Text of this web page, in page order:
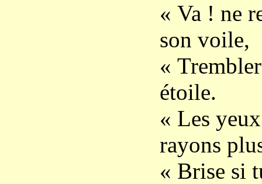
« Va ! ne
son voile,
«
étoile.
« Les
rayons
« Brise si